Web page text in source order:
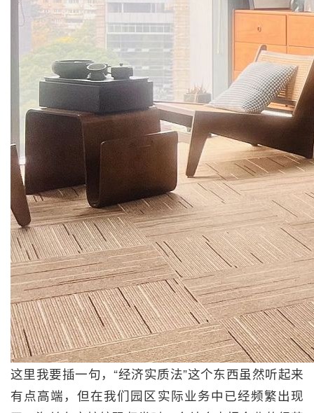
这里我要插一句，“经济实质法”这个东西虽然听起来
有点高端，但在我们园区实际业务中已经频繁出现